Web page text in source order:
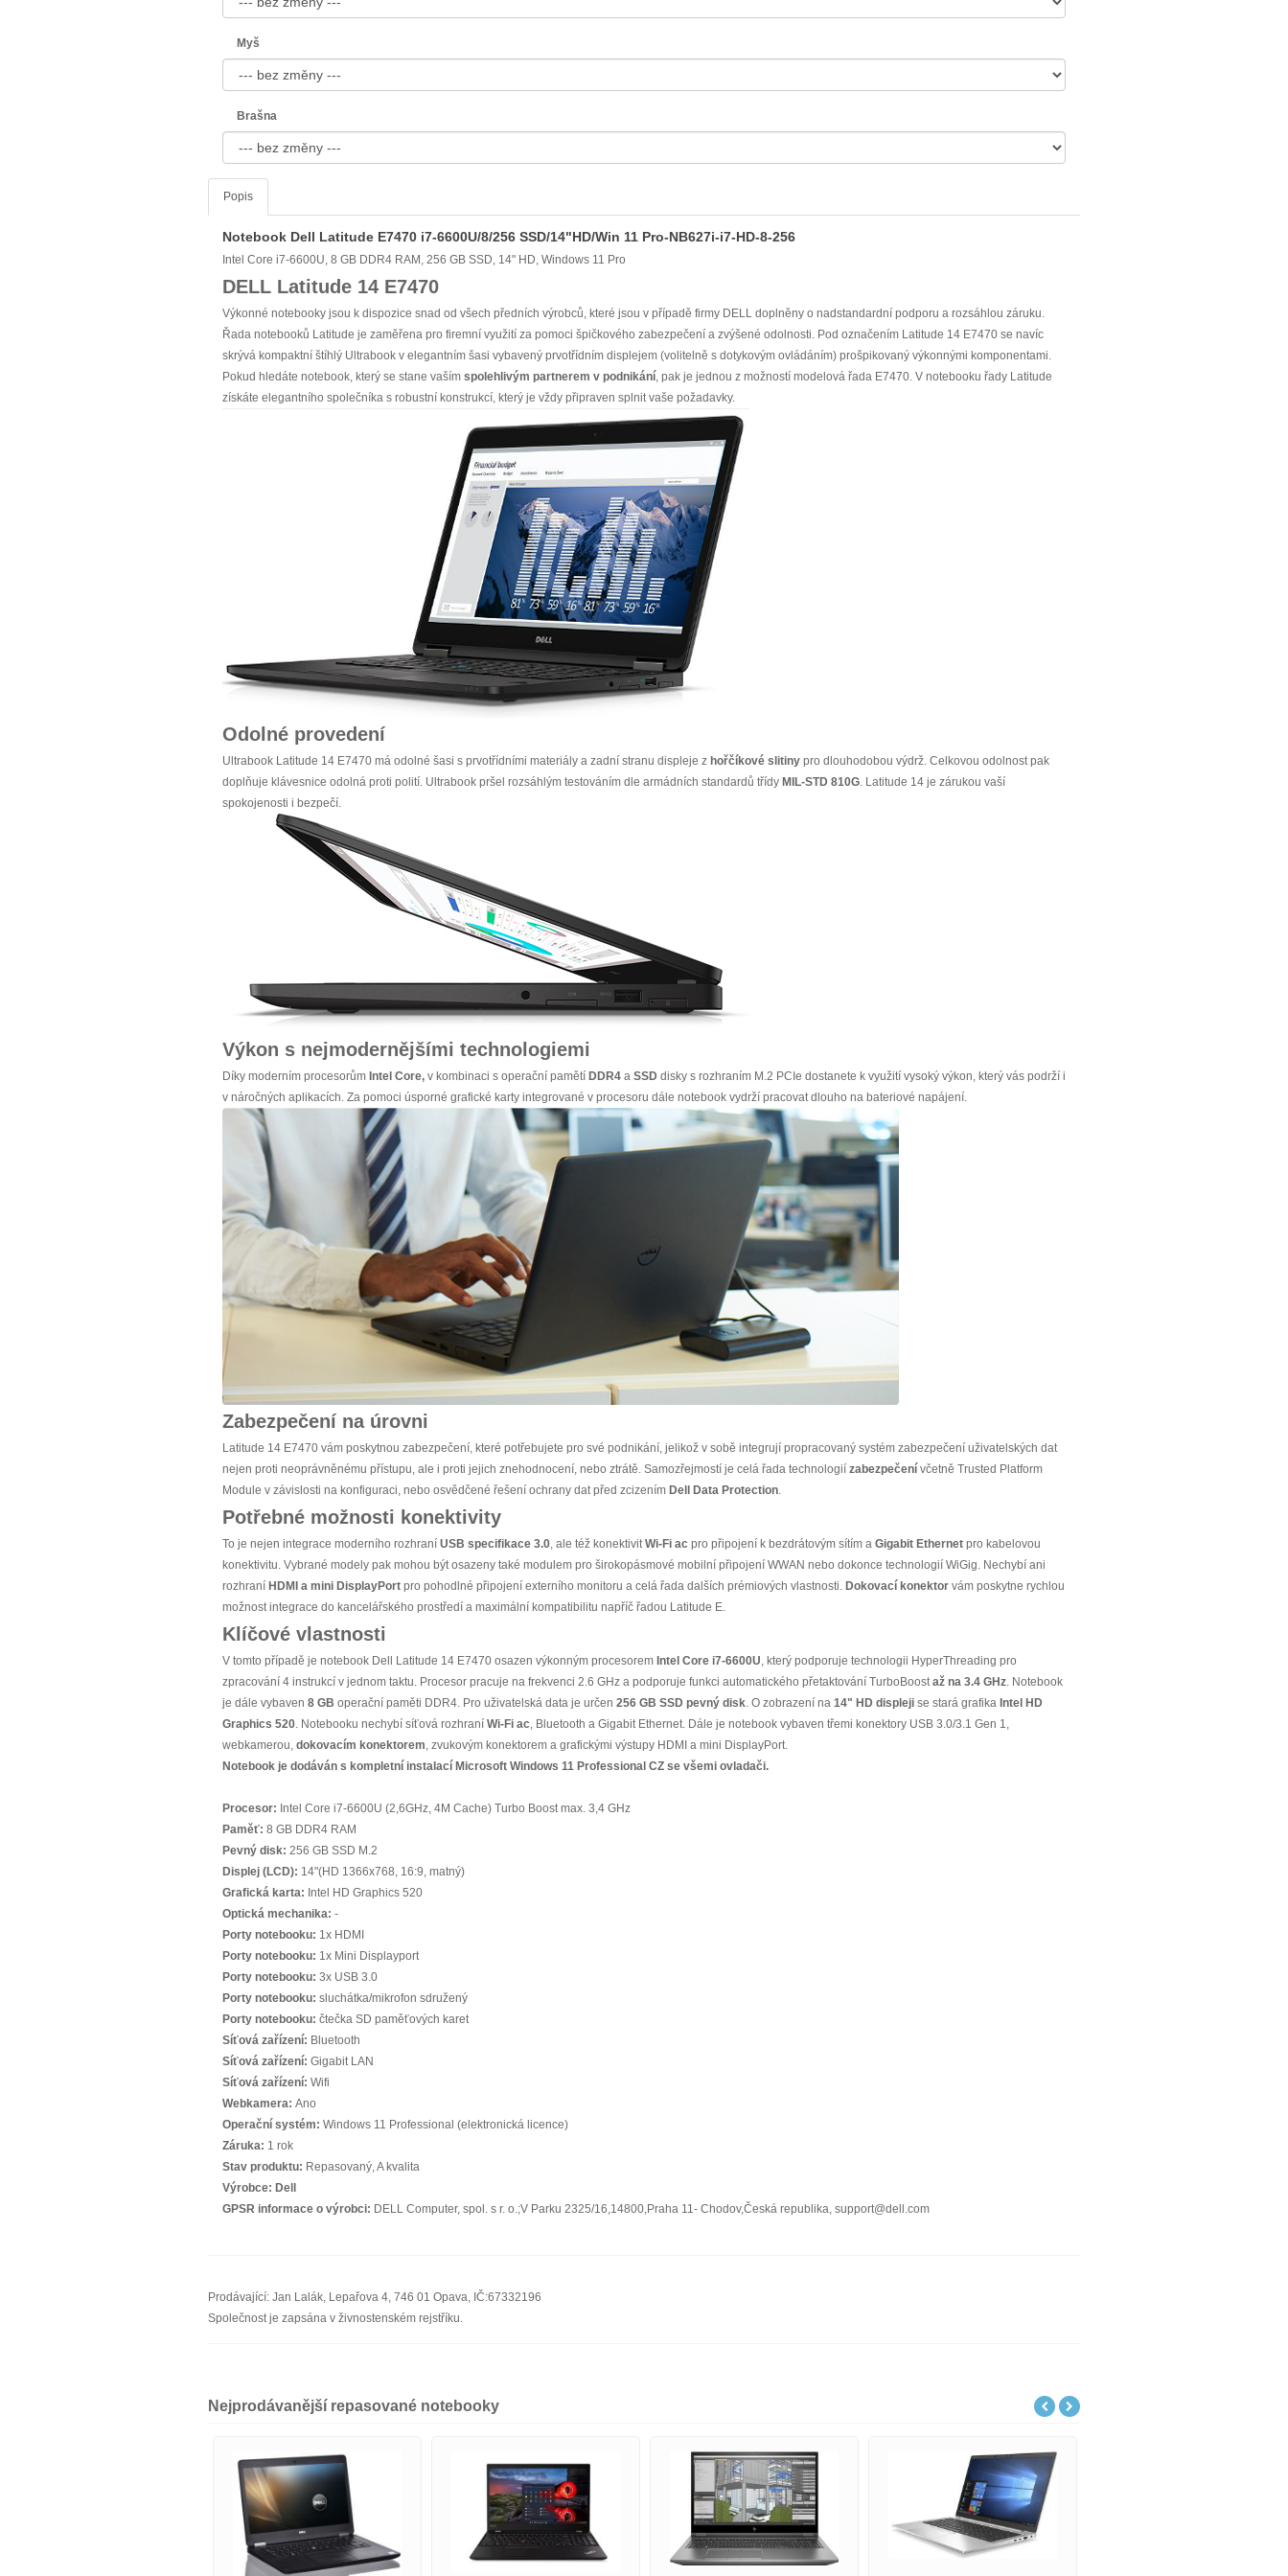
Myš
Brašna
Popis
Notebook Dell Latitude E7470 i7-6600U/8/256 SSD/14"HD/Win 11 Pro-NB627i-i7-HD-8-256
Intel Core i7-6600U, 8 GB DDR4 RAM, 256 GB SSD, 14" HD, Windows 11 Pro
DELL Latitude 14 E7470
Výkonné notebooky jsou k dispozice snad od všech předních výrobců, které jsou v případě firmy DELL doplněny o nadstandardní podporu a rozsáhlou záruku.
Řada notebooků Latitude je zaměřena pro firemní využití za pomoci špičkového zabezpečení a zvýšené odolnosti. Pod označením Latitude 14 E7470 se navíc
skrývá kompaktní štíhlý Ultrabook v elegantním šasi vybavený prvotřídním displejem (volitelně s dotykovým ovládáním) prošpikovaný výkonnými komponentami.
Pokud hledáte notebook, který se stane vaším spolehlivým partnerem v podnikání, pak je jednou z možností modelová řada E7470. V notebooku řady Latitude
získáte elegantního společníka s robustní konstrukcí, který je vždy připraven splnit vaše požadavky.
Odolné provedení
Ultrabook Latitude 14 E7470 má odolné šasi s prvotřídními materiály a zadní stranu displeje z hořčíkové slitiny pro dlouhodobou výdrž. Celkovou odolnost pak
doplňuje klávesnice odolná proti polití. Ultrabook pršel rozsáhlým testováním dle armádních standardů třídy MIL-STD 810G. Latitude 14 je zárukou vaší
spokojenosti i bezpečí.
Výkon s nejmodernějšími technologiemi
Díky moderním procesorům Intel Core, v kombinaci s operační pamětí DDR4 a SSD disky s rozhraním M.2 PCIe dostanete k využití vysoký výkon, který vás podrží i
v náročných aplikacích. Za pomoci úsporné grafické karty integrované v procesoru dále notebook vydrží pracovat dlouho na bateriové napájení.
Zabezpečení na úrovni
Latitude 14 E7470 vám poskytnou zabezpečení, které potřebujete pro své podnikání, jelikož v sobě integrují propracovaný systém zabezpečení uživatelských dat
nejen proti neoprávněnému přístupu, ale i proti jejich znehodnocení, nebo ztrátě. Samozřejmostí je celá řada technologií zabezpečení včetně Trusted Platform
Module v závislosti na konfiguraci, nebo osvědčené řešení ochrany dat před zcizením Dell Data Protection.
Potřebné možnosti konektivity
To je nejen integrace moderního rozhraní USB specifikace 3.0, ale též konektivit Wi-Fi ac pro připojení k bezdrátovým sítím a Gigabit Ethernet pro kabelovou
konektivitu. Vybrané modely pak mohou být osazeny také modulem pro širokopásmové mobilní připojení WWAN nebo dokonce technologií WiGig. Nechybí ani
rozhraní HDMI a mini DisplayPort pro pohodlné připojení externího monitoru a celá řada dalších prémiových vlastnosti. Dokovací konektor vám poskytne rychlou
možnost integrace do kancelářského prostředí a maximální kompatibilitu napříč řadou Latitude E.
Klíčové vlastnosti
V tomto případě je notebook Dell Latitude 14 E7470 osazen výkonným procesorem Intel Core i7-6600U, který podporuje technologii HyperThreading pro
zpracování 4 instrukcí v jednom taktu. Procesor pracuje na frekvenci 2.6 GHz a podporuje funkci automatického přetaktování TurboBoost až na 3.4 GHz. Notebook
je dále vybaven 8 GB operační paměti DDR4. Pro uživatelská data je určen 256 GB SSD pevný disk. O zobrazení na 14" HD displeji se stará grafika Intel HD
Graphics 520. Notebooku nechybí síťová rozhraní Wi-Fi ac, Bluetooth a Gigabit Ethernet. Dále je notebook vybaven třemi konektory USB 3.0/3.1 Gen 1,
webkamerou, dokovacím konektorem, zvukovým konektorem a grafickými výstupy HDMI a mini DisplayPort.
Notebook je dodáván s kompletní instalací Microsoft Windows 11 Professional CZ se všemi ovladači.
Procesor: Intel Core i7-6600U (2,6GHz, 4M Cache) Turbo Boost max. 3,4 GHz
Paměť: 8 GB DDR4 RAM
Pevný disk: 256 GB SSD M.2
Displej (LCD): 14"(HD 1366x768, 16:9, matný)
Grafická karta: Intel HD Graphics 520
Optická mechanika: -
Porty notebooku: 1x HDMI
Porty notebooku: 1x Mini Displayport
Porty notebooku: 3x USB 3.0
Porty notebooku: sluchátka/mikrofon sdružený
Porty notebooku: čtečka SD paměťových karet
Síťová zařízení: Bluetooth
Síťová zařízení: Gigabit LAN
Síťová zařízení: Wifi
Webkamera: Ano
Operační systém: Windows 11 Professional (elektronická licence)
Záruka: 1 rok
Stav produktu: Repasovaný, A kvalita
Výrobce: Dell
GPSR informace o výrobci: DELL Computer, spol. s r. o.;V Parku 2325/16,14800,Praha 11- Chodov,Česká republika, support@dell.com
Prodávající: Jan Lalák, Lepařova 4, 746 01 Opava, IČ:67332196
Společnost je zapsána v živnostenském rejstříku.
Nejprodávanější repasované notebooky